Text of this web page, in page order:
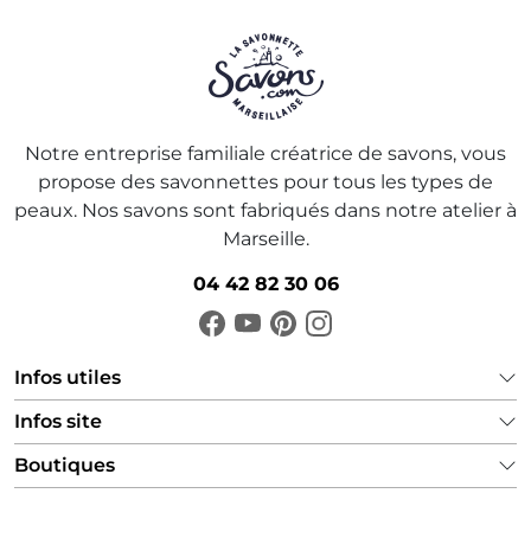
Notre entreprise familiale créatrice de savons, vous
propose des savonnettes pour tous les types de
peaux. Nos savons sont fabriqués dans notre atelier à
Marseille.
04 42 82 30 06
Infos utiles
Infos site
Boutiques